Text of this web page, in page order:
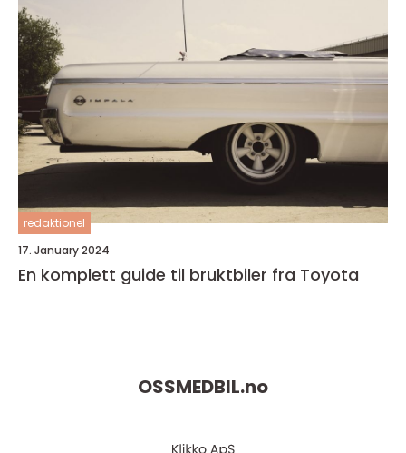
redaktionel
17. January 2024
En komplett guide til bruktbiler fra Toyota
OSSMEDBIL.no